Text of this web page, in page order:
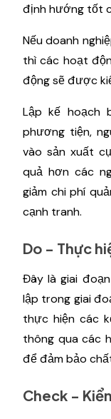
định hướng tốt
Nếu doanh
thì các hoạt
động sẽ được
Lập kế hoạch
phương tiện,
vào sản xuất
quả hơn các
giảm chi phí
cạnh tranh.
Do - Thực
Đây là giai
lập trong giai
thực hiện các
thông qua các
để đảm bảo
Check -